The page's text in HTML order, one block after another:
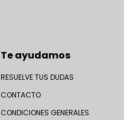
Te ayudamos
RESUELVE TUS DUDAS
CONTACTO
CONDICIONES GENERALES